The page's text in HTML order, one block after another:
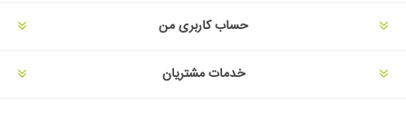
حساب کاربری من
خدمات مشتریان